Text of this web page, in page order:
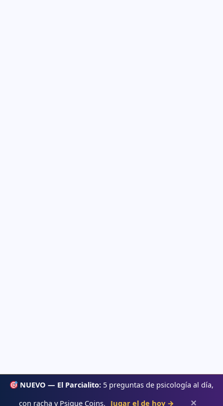
NUEVO — El Parcialito:5 preguntas de psicología al día,
con racha y Psique Coins. Jugar el de hoy → ✕